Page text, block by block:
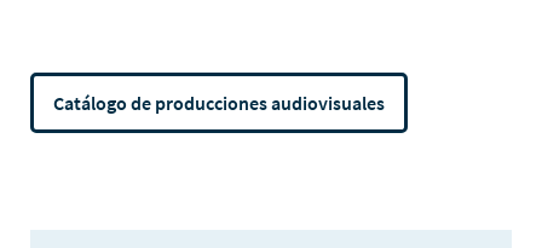
Catálogo de producciones audiovisuales